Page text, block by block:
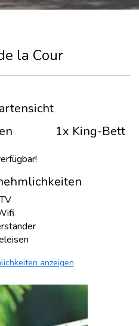
la Cour
1x King-Bett
TV
anzeigen